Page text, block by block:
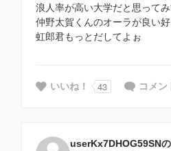
浪人率が高い大学だと思って
仲野太賀くんのオーラが良い好
虹郎君もっとだしてよぉ
いいね！ 43 コメン
userKx7DHOG59SN